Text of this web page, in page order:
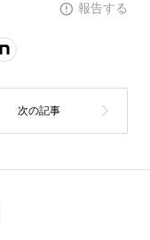
報告する